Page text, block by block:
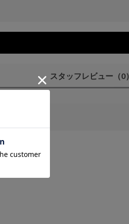
スタッフレビュー （0）